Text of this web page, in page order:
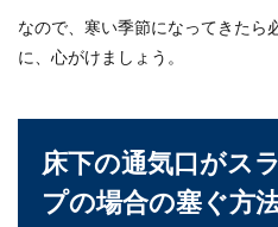
玄関のコン
なので、寒い季節になってきたら
に、心がけましょう。
床下の通気口がス
プの場合の塞ぐ方